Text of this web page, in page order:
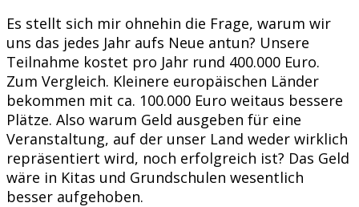
Es stellt sich mir ohnehin die Frage, warum wir
uns das jedes Jahr aufs Neue antun? Unsere
Teilnahme kostet pro Jahr rund 400.000 Euro.
Zum Vergleich. Kleinere europäischen Länder
bekommen mit ca. 100.000 Euro weitaus bessere
Plätze. Also warum Geld ausgeben für eine
Veranstaltung, auf der unser Land weder wirklich
repräsentiert wird, noch erfolgreich ist? Das Geld
wäre in Kitas und Grundschulen wesentlich
besser aufgehoben.